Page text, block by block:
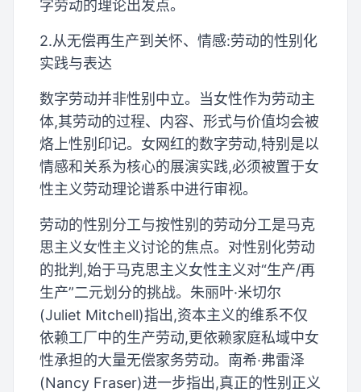
字劳动的理论出发点。
2.从无偿再生产到关怀、情感:劳动的性别化
实践与表达
数字劳动并非性别中立。当女性作为劳动主
体,其劳动的过程、内容、形式与价值均会被
烙上性别印记。女网红的数字劳动,特别是以
情感和关系为核心的展演实践,必须被置于女
性主义劳动理论谱系中进行审视。
劳动的性别分工与按性别的劳动分工是马克
思主义女性主义讨论的焦点。对性别化劳动
的批判,始于马克思主义女性主义对“生产/再
生产”二元划分的挑战。朱丽叶·米切尔
(Juliet Mitchell)指出,资本主义的维系不仅
依赖工厂中的生产劳动,更依赖家庭私域中女
性承担的大量无偿家务劳动。南希·弗雷泽
(Nancy Fraser)进一步指出,真正的性别正义